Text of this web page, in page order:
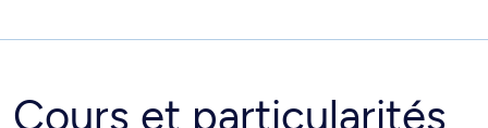
Cours et particularités